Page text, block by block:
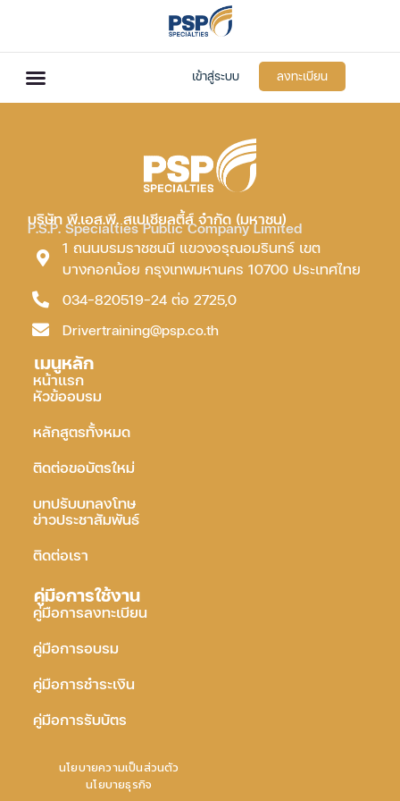
เข้าสู่ระบบ ลงทะเบียน
บริษัท พี.เอส.พี. สเปเชียลตี้ส์ จำกัด (มหาชน)
P.S.P. Specialties Public Company Limited
1 ถนนบรมราชชนนี แขวงอรุณอมรินทร์ เขต
บางกอกน้อย กรุงเทพมหานคร 10700 ประเทศไทย
034-820519-24 ต่อ 2725,0
Drivertraining@psp.co.th
เมนูหลัก
หน้าแรก
หัวข้ออบรม
หลักสูตรทั้งหมด
ติดต่อขอบัตรใหม่
บทปรับบทลงโทษ
ข่าวประชาสัมพันธ์
ติดต่อเรา
คู่มือการใช้งาน
คู่มือการลงทะเบียน
คู่มือการอบรม
คู่มือการชำระเงิน
คู่มือการรับบัตร
นโยบายความเป็นส่วนตัว
นโยบายธุรกิจ